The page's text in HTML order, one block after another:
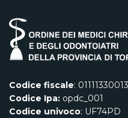
Codice fiscale: 01111330013
Codice Ipa: opdc_001
Codice univoco: UF74PD